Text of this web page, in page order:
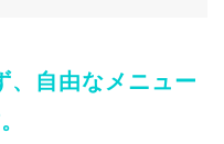
、自由なメニュー